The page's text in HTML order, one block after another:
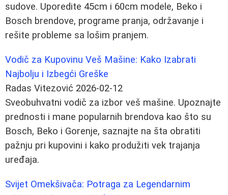
sudove. Uporedite 45cm i 60cm modele, Beko i
Bosch brendove, programe pranja, održavanje i
rešite probleme sa lošim pranjem.
Vodič za Kupovinu Veš Mašine: Kako Izabrati
Najbolju i Izbegći Greške
Radas Vitezović 2026-02-12
Sveobuhvatni vodič za izbor veš mašine. Upoznajte
prednosti i mane popularnih brendova kao što su
Bosch, Beko i Gorenje, saznajte na šta obratiti
pažnju pri kupovini i kako produžiti vek trajanja
uređaja.
Svijet Omekšivača: Potraga za Legendarnim